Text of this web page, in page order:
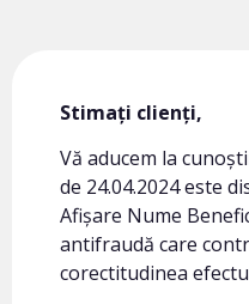
Stimați clienți,
Vă aducem la
de 24.04.2024 este
Afișare Nume
antifraudă care
corectitudinea